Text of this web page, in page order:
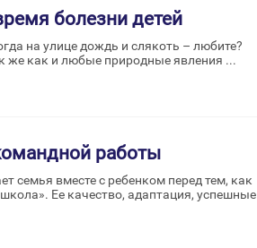
болезни детей
на улице дождь и слякоть – любите?
же как и любые природные явления ...
работы
семья вместе с ребенком перед тем, как
Ее качество, адаптация, успешные